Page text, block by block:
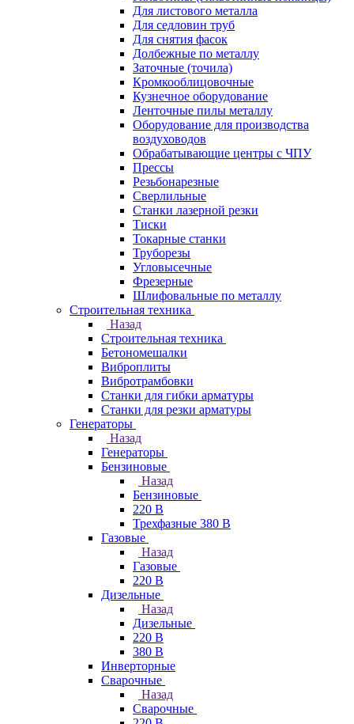
Для листового металла
Для седловин труб
Для снятия фасок
Долбежные по металлу
Заточные (точила)
Кромкооблицовочные
Кузнечное оборудование
Ленточные пилы металлу
Оборудование для производства
воздуховодов
Обрабатывающие центры с ЧПУ
Прессы
Резьбонарезные
Сверлильные
Станки лазерной резки
Тиски
Токарные станки
Труборезы
Угловысечные
Фрезерные
Шлифовальные по металлу
Строительная техника
Назад
Строительная техника
Бетономешалки
Виброплиты
Вибротрамбовки
Станки для гибки арматуры
Станки для резки арматуры
Генераторы
Назад
Генераторы
Бензиновые
Назад
Бензиновые
220 В
Трехфазные 380 В
Газовые
Назад
Газовые
220 В
Дизельные
Назад
Дизельные
220 В
380 В
Инверторные
Сварочные
Назад
Сварочные